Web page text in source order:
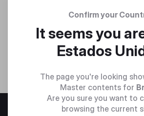
Confirm your
It seems you
Estados
The page you're looking
Master contents for
Are you sure you want to
browsing the current